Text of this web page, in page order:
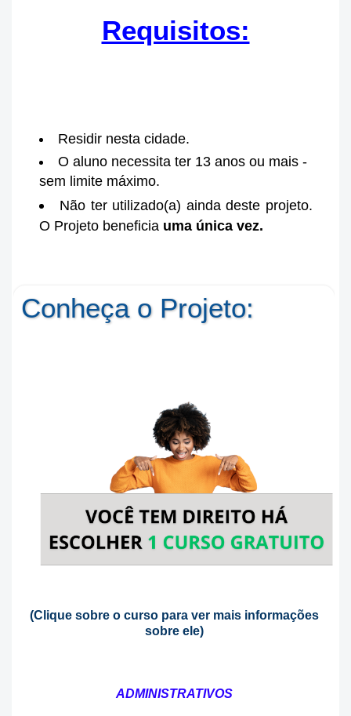
Requisitos:
Residir nesta cidade.
O aluno necessita ter 13 anos ou mais -
sem limite máximo.
Não ter utilizado(a) ainda deste projeto.
O Projeto beneficia uma única vez.